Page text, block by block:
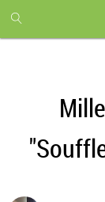
month
free